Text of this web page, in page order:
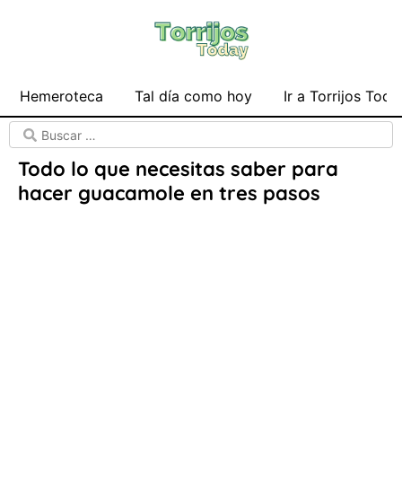
Hemeroteca Tal día como hoy Ir a Torrijos
Todo lo que necesitas saber para
hacer guacamole en tres pasos